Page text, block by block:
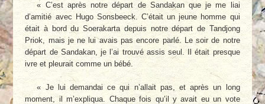
« C’est après notre départ de Sandakan que je me liai
d’amitié avec Hugo Sonsbeeck. C’était un jeune homme qui
était à bord du Soerakarta depuis notre départ de Tandjong
Priok, mais je ne lui avais pas encore parlé. Le soir de notre
départ de Sandakan, je l’ai trouvé assis seul. Il était presque
ivre et pleurait comme un bébé.
« Je lui demandai ce qui n’allait pas, et après un long
moment, il m’expliqua. Chaque fois qu’il y avait eu un vote